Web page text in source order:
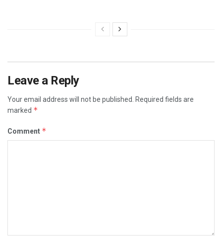
Leave a Reply
Your email address will not be published.
Required fields are
marked *
Comment *